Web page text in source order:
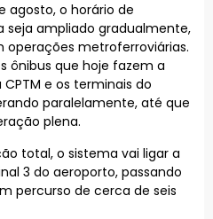
agosto, o horário de
ampliado gradualmente,
metroferroviárias.
ônibus que hoje fazem a
e os terminais do
paralelamente, até que
plena.
total, o sistema vai ligar a
3 do aeroporto, passando
percurso de cerca de seis